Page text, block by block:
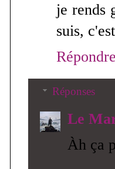
je rends
suis,
Réponses
Le
Àh ça